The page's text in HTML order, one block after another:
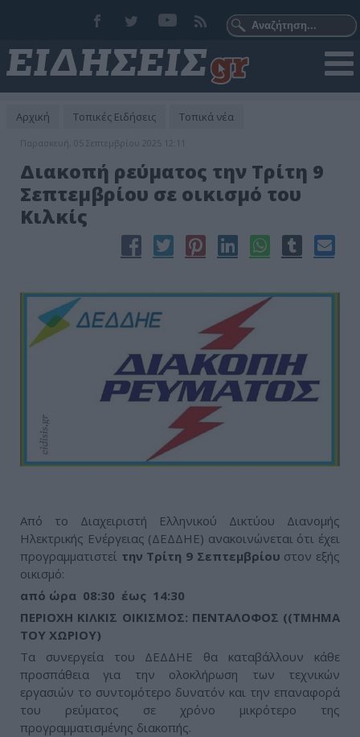
Αρχική Τοπικές Ειδήσεις Τοπικά νέα
Παρασκευή, 05 Σεπτεμβρίου 2025 12:11
Διακοπή ρεύματος την Τρίτη 9
Σεπτεμβρίου σε οικισμό του
Κιλκίς
Από το Διαχειριστή Ελληνικού Δικτύου Διανομής
Ηλεκτρικής Ενέργειας (ΔΕΔΔΗΕ) ανακοινώνεται ότι έχει
προγραμματιστεί την Τρίτη 9 Σεπτεμβρίου στον εξής
οικισμό:
από ώρα 08:30 έως 14:30
ΠΕΡΙΟΧΗ ΚΙΛΚΙΣ ΟΙΚΙΣΜΟΣ: ΠΕΝΤΑΛΟΦΟΣ ((ΤΜΗΜΑ
ΤΟΥ ΧΩΡΙΟΥ)
Τα συνεργεία του ΔΕΔΔΗΕ θα καταβάλλουν κάθε
προσπάθεια για την ολοκλήρωση των τεχνικών
εργασιών το συντομότερο δυνατόν και την επαναφορά
του ρεύματος σε χρόνο μικρότερο της
προγραμματισμένης διακοπής.